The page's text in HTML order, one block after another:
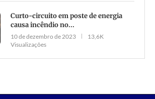
Curto-circuito em poste de energia
causa incêndio no...
10 de dezembro de 2023
13,6K
Visualizações